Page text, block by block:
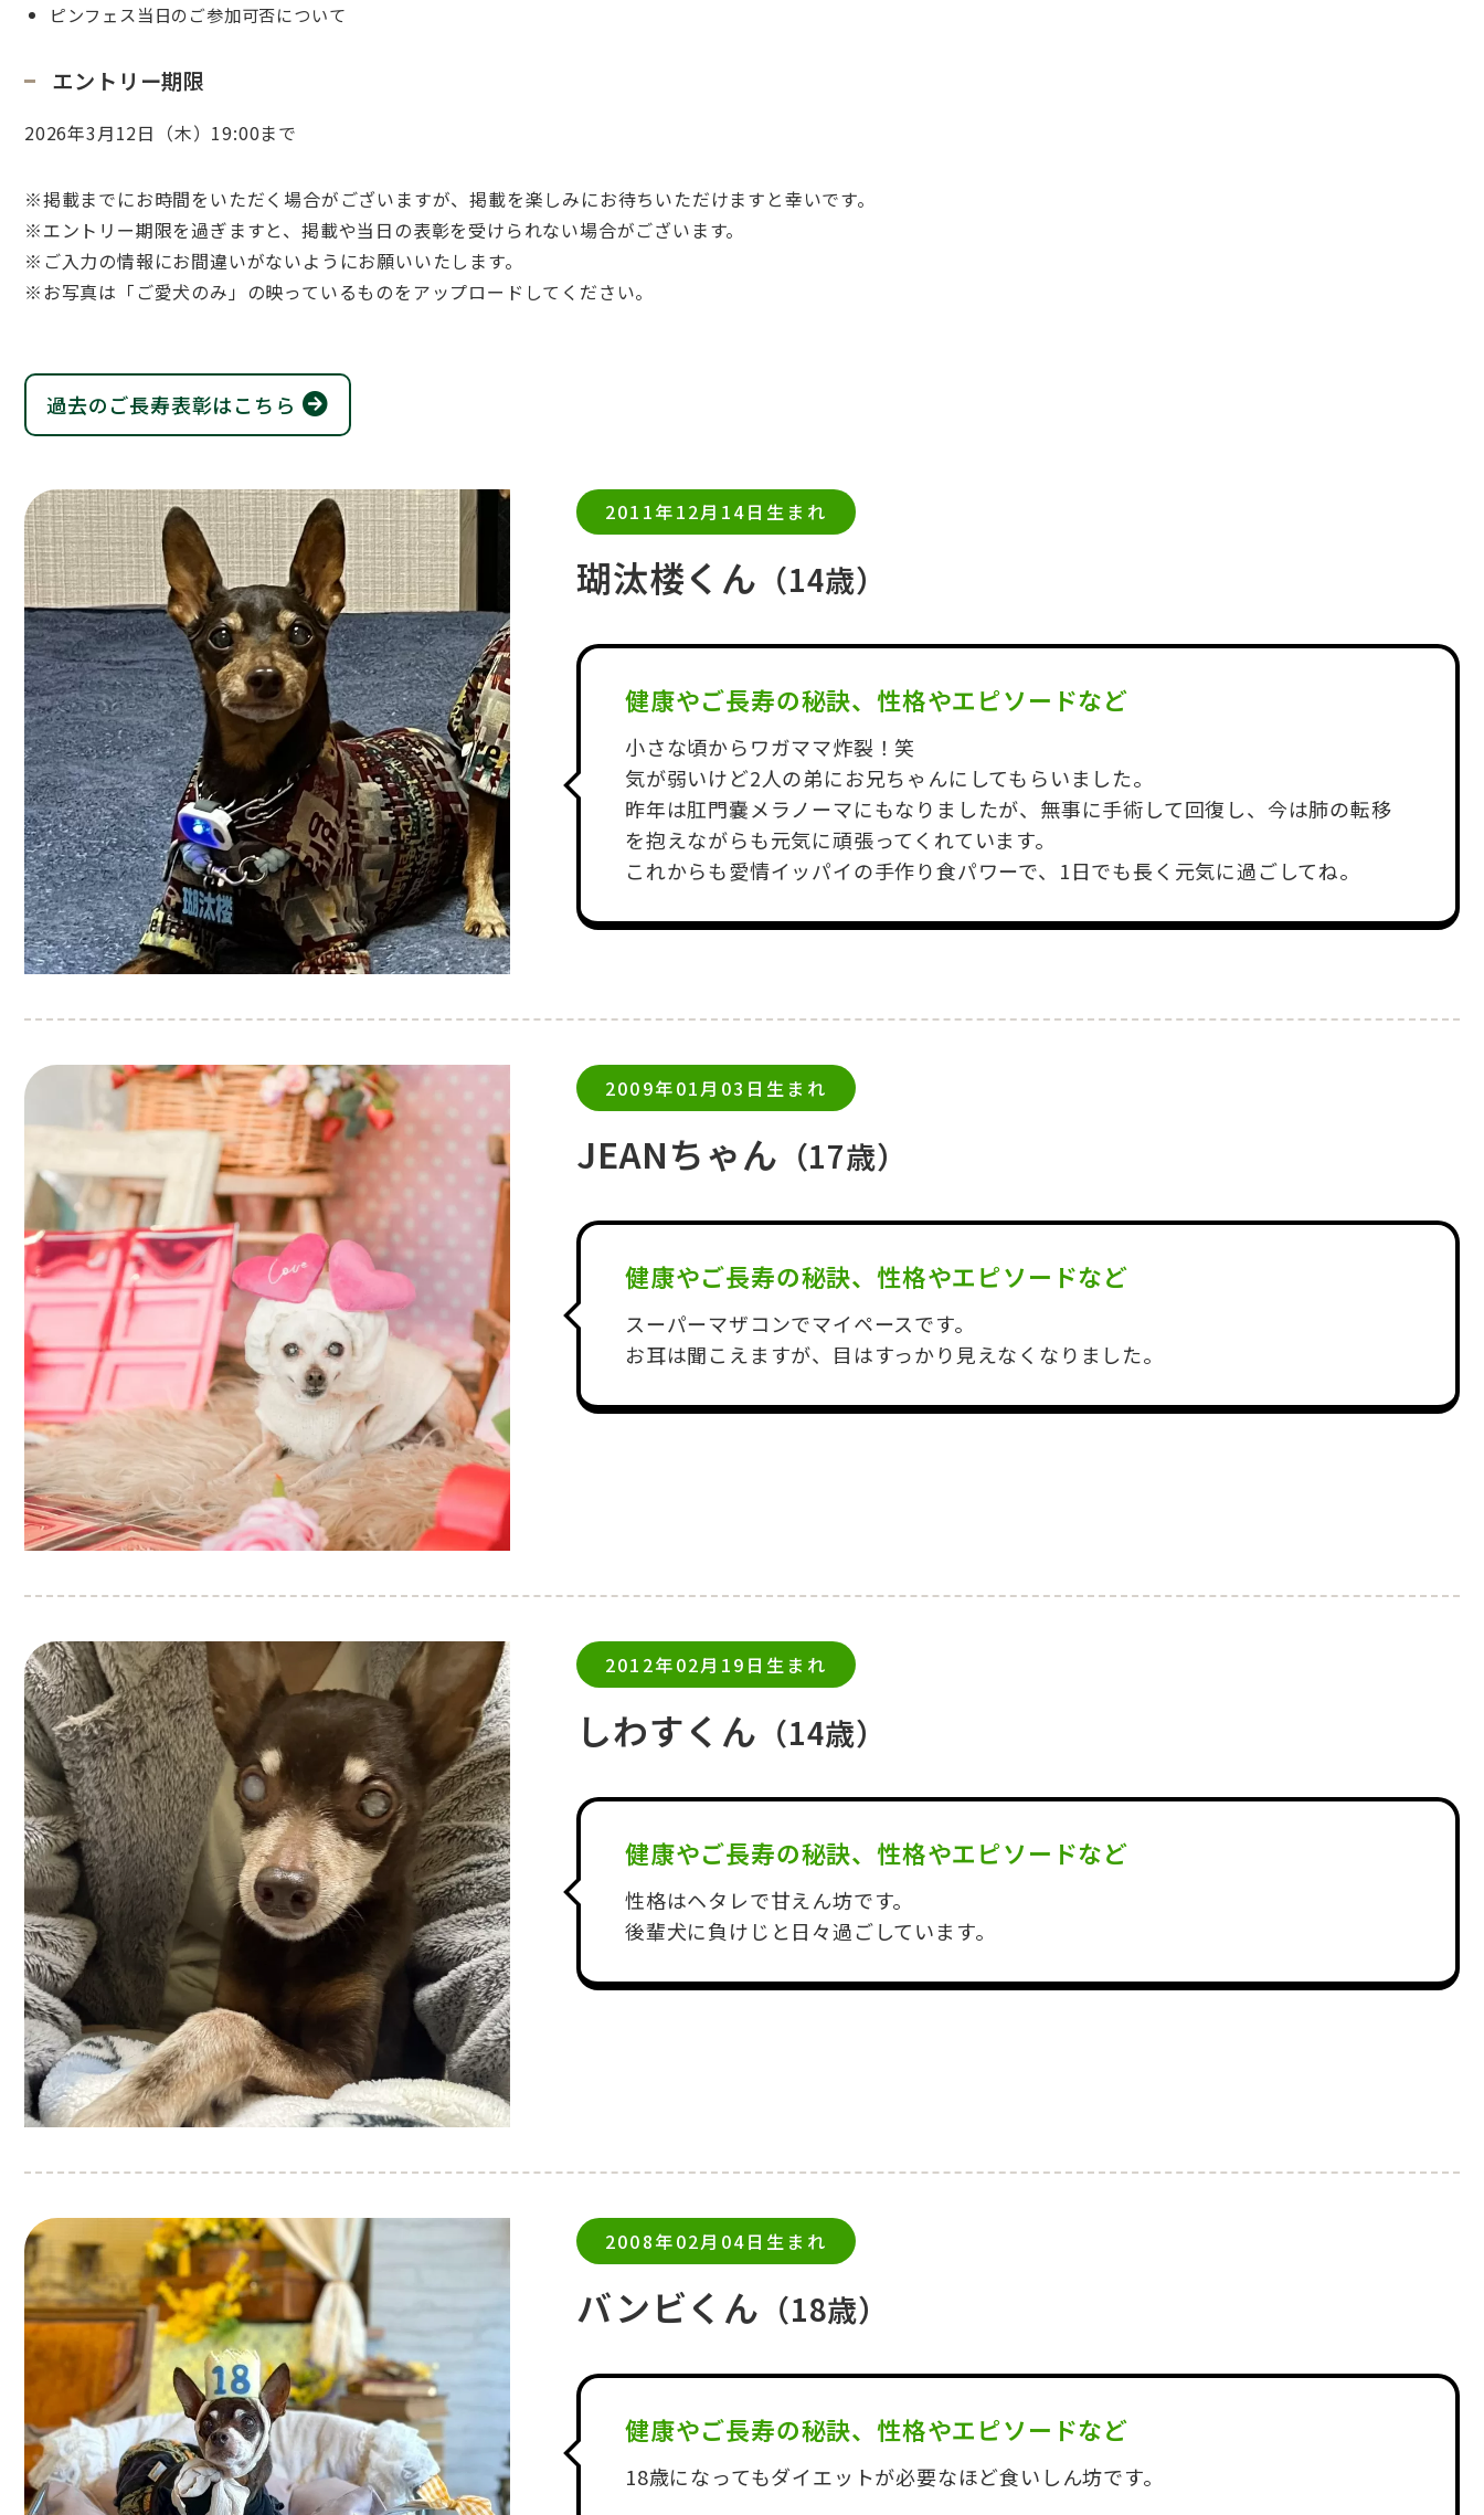
ピンフェス当日のご参加可否について
エントリー期限
2026年3月12日（木）19:00まで
※掲載までにお時間をいただく場合がございますが、掲載を楽しみにお待ちいただけますと幸いです。
※エントリー期限を過ぎますと、掲載や当日の表彰を受けられない場合がございます。
※ご入力の情報にお間違いがないようにお願いいたします。
※お写真は「ご愛犬のみ」の映っているものをアップロードしてください。
過去のご長寿表彰はこちら
2011年12月14日生まれ
瑚汰楼くん （14歳）
健康やご長寿の秘訣、性格やエピソードなど
小さな頃からワガママ炸裂！笑
気が弱いけど2人の弟にお兄ちゃんにしてもらいました。
昨年は肛門嚢メラノーマにもなりましたが、無事に手術して回復し、今は肺の転移
を抱えながらも元気に頑張ってくれています。
これからも愛情イッパイの手作り食パワーで、1日でも長く元気に過ごしてね。
2009年01月03日生まれ
JEANちゃん （17歳）
健康やご長寿の秘訣、性格やエピソードなど
スーパーマザコンでマイペースです。
お耳は聞こえますが、目はすっかり見えなくなりました。
2012年02月19日生まれ
しわすくん （14歳）
健康やご長寿の秘訣、性格やエピソードなど
性格はヘタレで甘えん坊です。
後輩犬に負けじと日々過ごしています。
2008年02月04日生まれ
バンビくん （18歳）
健康やご長寿の秘訣、性格やエピソードなど
18歳になってもダイエットが必要なほど食いしん坊です。